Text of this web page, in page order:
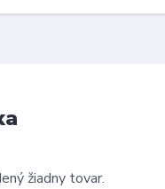
žiadny tovar.